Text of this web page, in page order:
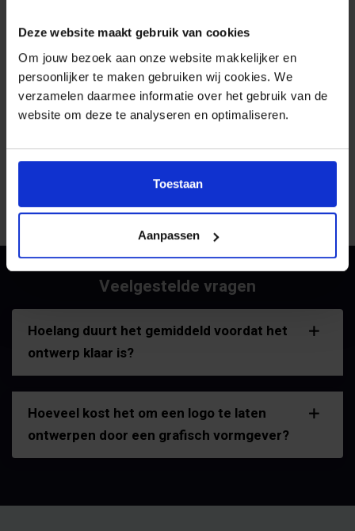
Deze website maakt gebruik van cookies
Om jouw bezoek aan onze website makkelijker en
persoonlijker te maken gebruiken wij cookies. We
verzamelen daarmee informatie over het gebruik van de
website om deze te analyseren en optimaliseren.
Toestaan
Aanpassen
Ervaren vormgever
Veel grafische kennis en
ervaring in verschillende
Ongelimiteerd correcties
Ongelimiteerd aantal
correcties totdat jij tevreden
Veelgestelde vragen
Hoelang duurt het gemiddeld voordat het
ontwerp klaar is?
Hoeveel kost het om een logo te laten
ontwerpen door een grafisch vormgever?